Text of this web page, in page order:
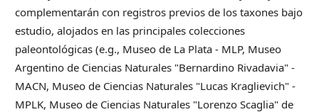
complementarán con registros previos de los taxones bajo
estudio, alojados en las principales colecciones
paleontológicas (e.g., Museo de La Plata - MLP, Museo
Argentino de Ciencias Naturales "Bernardino Rivadavia" -
MACN, Museo de Ciencias Naturales "Lucas Kraglievich" -
MPLK, Museo de Ciencias Naturales "Lorenzo Scaglia" de